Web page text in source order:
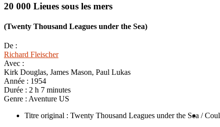
20 000 Lieues sous les mers
(Twenty Thousand Leagues under the Sea)
De :
Richard Fleischer
Avec :
Kirk Douglas, James Mason, Paul Lukas
Année : 1954
Durée : 2 h 7 minutes
Genre : Aventure US
Titre original : Twenty Thousand Leagues under the Sea /